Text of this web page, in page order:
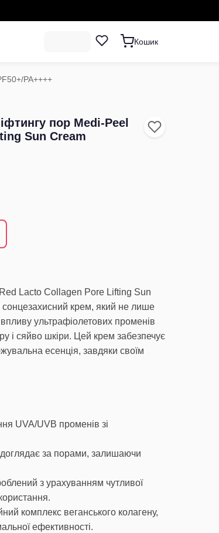
Кошик
PA++++
пор Medi-Peel
Sun Cream
Lacto Collagen Pore Lifting Sun
сонцезахисний крем, який не лише
ультрафіолетових променів
і сяйво шкіри. Цей крем забезпечує
есенція, завдяки своїм
UVA/UVB променів зі
за порами, залишаючи
з урахуванням чутливої
комплекс веганського колагену,
ефективності.